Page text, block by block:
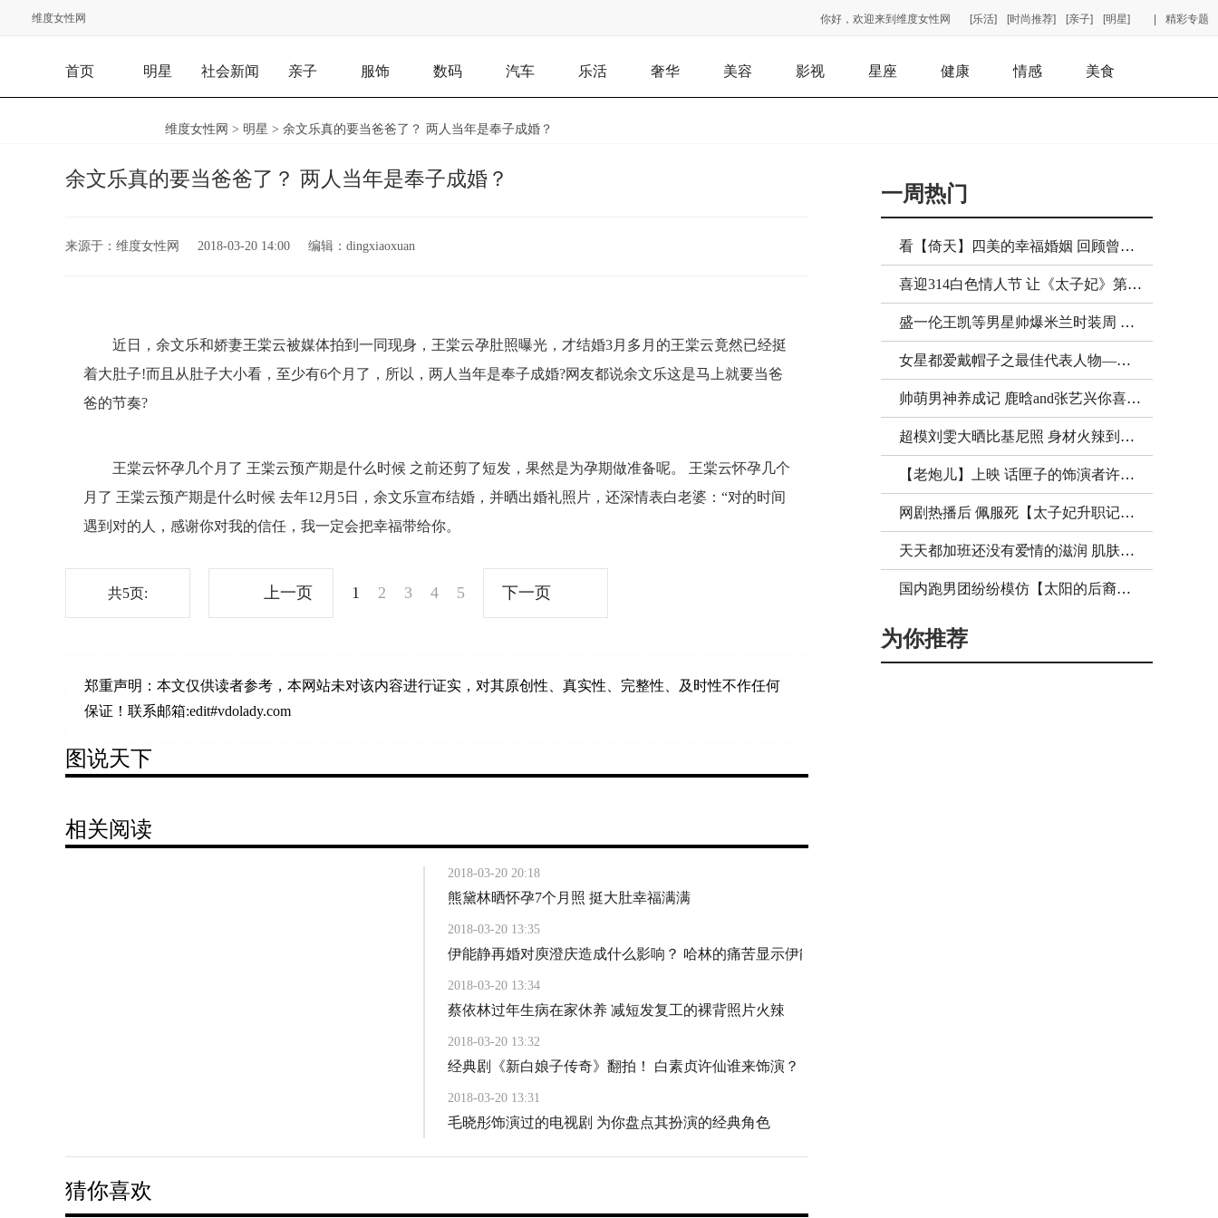
维度女性网 精彩专题
[乐活] [时尚推荐] [亲子] [明星]
你好，欢迎来到维度女性网
首页 明星 社会新闻 亲子 服饰 数码 汽车 乐活 奢华 美容 影视 星座 健康 情感 美食
维度女性网 > 明星 > 余文乐真的要当爸爸了？ 两人当年是奉子成婚？
余文乐真的要当爸爸了？ 两人当年是奉子成婚？
来源于： 维度女性网 2018-03-20 14:00 编辑： dingxiaoxuan
近日，余文乐和娇妻王棠云被媒体拍到一同现身，王棠云孕肚照曝光，才结婚3月多月的王棠云竟然已经挺
着大肚子!而且从肚子大小看，至少有6个月了，所以，两人当年是奉子成婚?网友都说余文乐这是马上就要当爸
爸的节奏?
王棠云怀孕几个月了 王棠云预产期是什么时候 之前还剪了短发，果然是为孕期做准备呢。 王棠云怀孕几个
月了 王棠云预产期是什么时候 去年12月5日，余文乐宣布结婚，并晒出婚礼照片，还深情表白老婆：“对的时间
遇到对的人，感谢你对我的信任，我一定会把幸福带给你。
共5页: 上一页 1 2 3 4 5 下一页
郑重声明： 本文仅供读者参考，本网站未对该内容进行证实，对其原创性、真实性、完整性、及时性不作任何
保证！联系邮箱:edit#vdolady.com
图说天下
相关阅读
2018-03-20 20:18
熊黛林晒怀孕7个月照 挺大肚幸福满满
2018-03-20 13:35
伊能静再婚对庾澄庆造成什么影响？ 哈林的痛苦显示伊能静不堪
2018-03-20 13:34
蔡依林过年生病在家休养 减短发复工的裸背照片火辣
2018-03-20 13:32
经典剧《新白娘子传奇》翻拍！ 白素贞许仙谁来饰演？
2018-03-20 13:31
毛晓彤饰演过的电视剧 为你盘点其扮演的经典角色
2018-03-20 13:30
猜你喜欢
一周热门
看【倚天】四美的幸福婚姻 回顾曾经剧中人物的现状！
喜迎314白色情人节 让《太子妃》第三版结局虐成狗吧！
盛一伦王凯等男星帅爆米兰时装周 一览为快！
女星都爱戴帽子之最佳代表人物——张歆艺！
帅萌男神养成记 鹿晗and张艺兴你喜欢哪一款？
超模刘雯大晒比基尼照 身材火辣到让你喷鼻血！
【老炮儿】上映 话匣子的饰演者许晴上热搜啦！
网剧热播后 佩服死【太子妃升职记】里的服、化、道了！
天天都加班还没有爱情的滋润 肌肤怎么能保养好？
国内跑男团纷纷模仿【太阳的后裔】陈赫郑恺画风突变！
为你推荐